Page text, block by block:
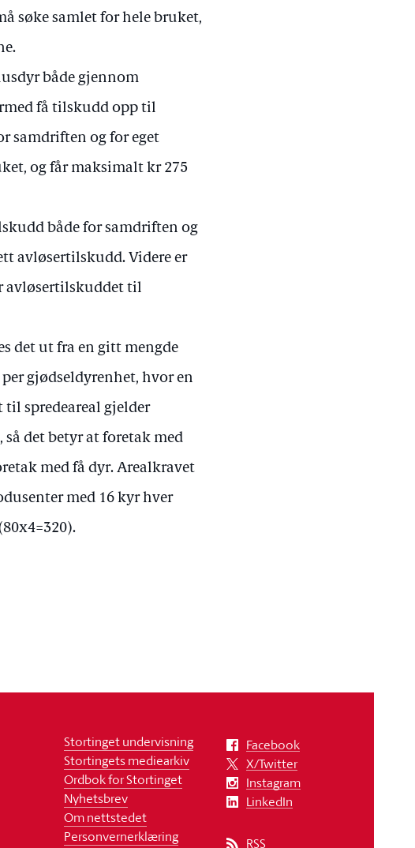
søke samlet for hele bruket,
både gjennom
få tilskudd opp til
samdriften og for eget
og får maksimalt kr 275
både for samdriften og
avløsertilskudd. Videre er
avløsertilskuddet til
det ut fra en gitt mengde
per gjødseldyrenhet, hvor en
til spredeareal gjelder
det betyr at foretak med
med få dyr. Arealkravet
med 16 kyr hver
Stortinget undervisning
Stortingets mediearkiv
Ordbok for Stortinget
Nyhetsbrev
Om nettstedet
Personvernerklæring
Facebook
X/Twitter
Instagram
LinkedIn
RSS